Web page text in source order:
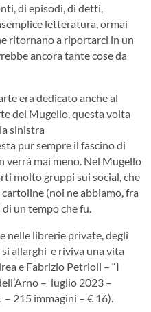
di episodi, di detti,
letteratura, ormai
ritornano a riportarci in un
ancora tante cose da
era dedicato anche al
del Mugello, questa volta
sinistra
pur sempre il fascino di
verrà mai meno. Nel Mugello
molto gruppi sui social, che
(noi ne abbiamo, fra
un tempo che fu.
nelle librerie private, degli
allarghi e riviva una vita
e Fabrizio Petrioli – “I
– luglio 2023 –
215 immagini – € 16).